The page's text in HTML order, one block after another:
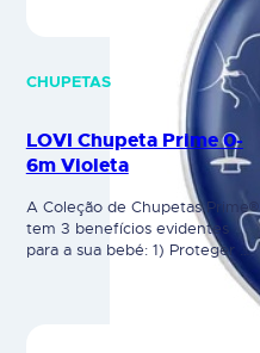
CHUPETAS
LOVI Chupeta Prime 0-
6m Violeta
A Coleção de Chupetas Prime®
tem 3 benefícios evidentes
para a sua bebé: 1) Proteger o
através da tetina Dynamic® 2)